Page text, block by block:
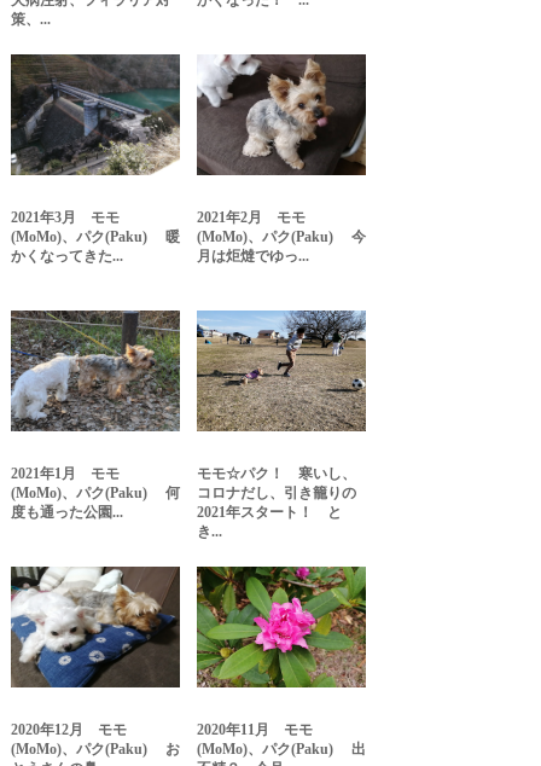
策、...
2021年3月 モモ
(MoMo)、パク(Paku) 暖
かくなってきた...
2021年2月 モモ
(MoMo)、パク(Paku) 今
月は炬燵でゆっ...
2021年1月 モモ
(MoMo)、パク(Paku) 何
度も通った公園...
モモ☆パク！ 寒いし、
コロナだし、引き籠りの
2021年スタート！ と
き...
2020年12月 モモ
(MoMo)、パク(Paku) お
2020年11月 モモ
(MoMo)、パク(Paku) 出